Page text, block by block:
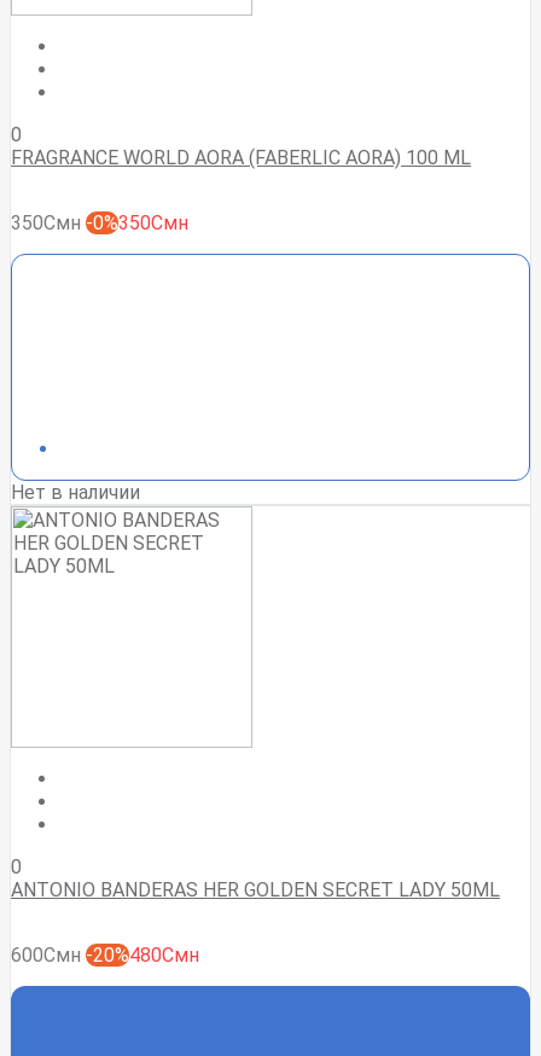
0
FRAGRANCE WORLD AORA (FABERLIC AORA) 100 ML
350Смн -0%350Смн
Нет в наличии
0
ANTONIO BANDERAS HER GOLDEN SECRET LADY 50ML
600Смн -20%480Смн